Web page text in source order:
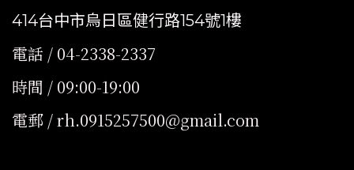
414台中市烏日區健行路154號1樓
電話 / 04-2338-2337
時間 / 09:00-19:00
電郵 / rh.0915257500@gmail.com